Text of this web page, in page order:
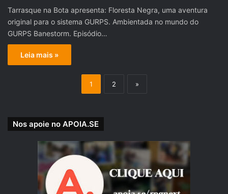
Tarrasque na Bota apresenta: Floresta Negra, uma aventura
original para o sistema GURPS. Ambientada no mundo do
GURPS Banestorm. Episódio…
Leia mais »
1 2 »
Nos apoie no APOIA.SE